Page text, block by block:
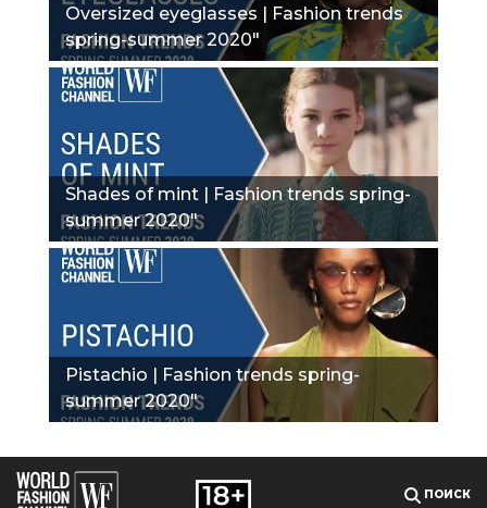
Oversized eyeglasses | Fashion trends
spring-summer 2020"
Shades of mint | Fashion trends spring-
summer 2020"
Pistachio | Fashion trends spring-
summer 2020"
ПОИСК